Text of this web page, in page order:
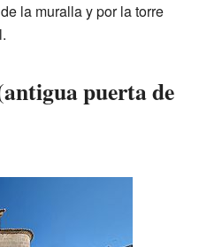
la muralla y por la torre
puerta de